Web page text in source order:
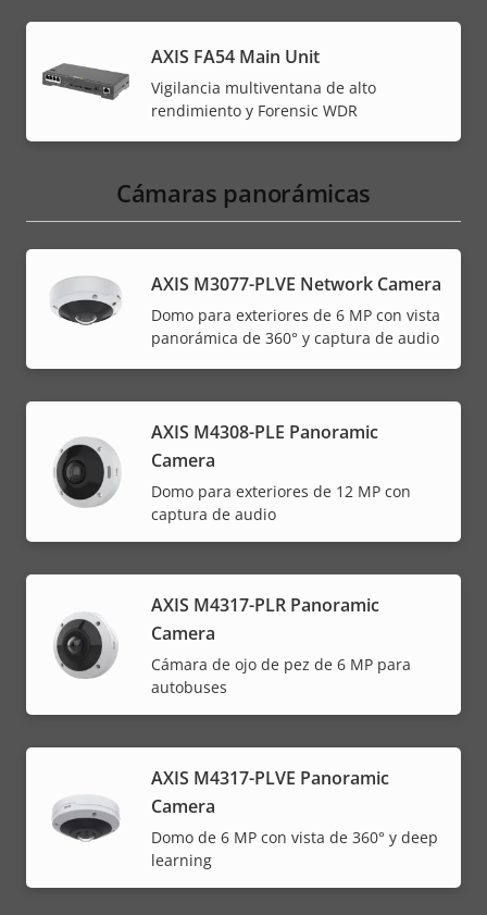
AXIS FA54 Main Unit
Vigilancia multiventana de alto
rendimiento y Forensic WDR
Cámaras panorámicas
AXIS M3077-PLVE Network Camera
Domo para exteriores de 6 MP con vista
panorámica de 360° y captura de audio
AXIS M4308-PLE Panoramic
Camera
Domo para exteriores de 12 MP con
captura de audio
AXIS M4317-PLR Panoramic
Camera
Cámara de ojo de pez de 6 MP para
autobuses
AXIS M4317-PLVE Panoramic
Camera
Domo de 6 MP con vista de 360° y deep
learning